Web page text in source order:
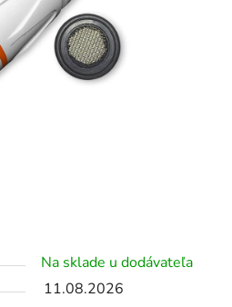
Na sklade u dodávateľa
11.08.2026